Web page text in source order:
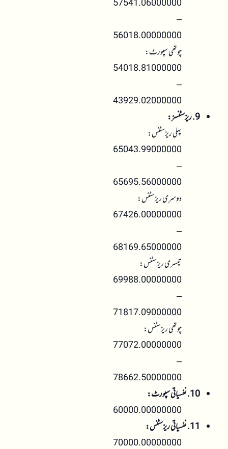
57541.06000000
–
56018.00000000
چوتھی سپورٹ:
54018.81000000
–
43929.02000000
9. ریزسٹنسز:
پہلی ریزسٹنس:
65043.99000000
–
65695.56000000
دوسری ریزسٹنس:
67426.00000000
–
68169.65000000
تیسری ریزسٹنس:
69988.00000000
–
71817.09000000
چوتھی ریزسٹنس:
77072.00000000
–
78662.50000000
10. نفسیاتی سپورٹ:
60000.00000000
11. نفسیاتی ریزسٹنس:
70000.00000000